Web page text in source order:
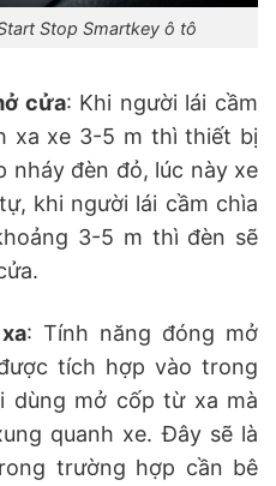
Stop Smartkey ô tô
cửa: Khi người lái cầm
xa xe 3-5 m thì thiết bị
nháy đèn đỏ, lúc này xe
khi người lái cầm chìa
3-5 m thì đèn sẽ
: Tính năng đóng mở
tích hợp vào trong
dùng mở cốp từ xa mà
quanh xe. Đây sẽ là
trường hợp cần bê